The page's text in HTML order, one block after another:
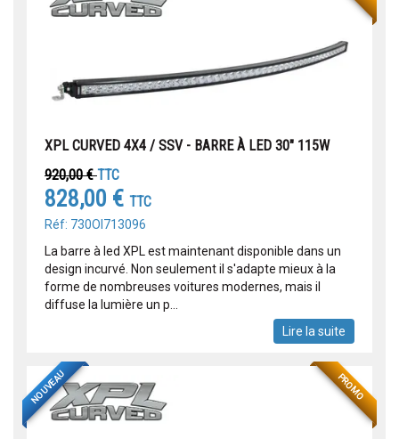
XPL CURVED 4X4 / SSV - BARRE À LED 30" 115W
920,00 €TTC
828,00 € TTC
Réf: 730OI713096
La barre à led XPL est maintenant disponible dans un
design incurvé. Non seulement il s'adapte mieux à la
forme de nombreuses voitures modernes, mais il
diffuse la lumière un p...
Lire la suite
PROMO
NOUVEAU